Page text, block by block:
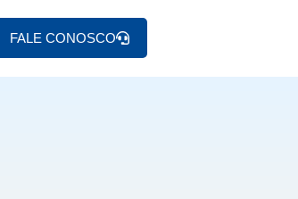
FALE CONOSCO